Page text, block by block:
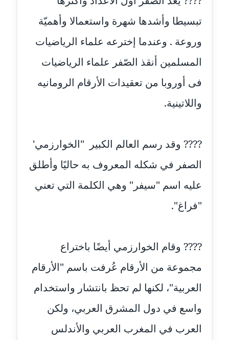
مدونة أسماء نور الدين
عاملة
مدونة اسماعيل ابو زيد
عاملة
مدونة اسيمة اسامه
عاملة
مدونة أشرف القط
مدونة اشرف النجار
عاملة
مدونة السيده فوزي
عاملة
تبسيطا وأشدها شهرة واستعمالا وأهميّة
وروعة . وعندما إخترعه علماء الرياضيات
المسلمين أنقذ الصّفر علماء الرياضيات
فى أوروبا من تعقيدات الأرقام الرومانيه
واللاتينية.
???? وقد رسم العالم الكبير "الخوارزمي'
الصفر في شكله المعروف به حاليًا وأطلق
عليه اسم "سيفر" وهي الكلمة التي تعني
"فراغ".
???? وقام الخوارزمي أيضًا باختراع
مجموعة من الأرقام عُرفت باسم "الأرقام
العربية"، لكنها لم تحظ بانتشار واستخدام
واسع في دول المشرق العربي، ولكن
العرب في المغرب العربي والأندلس